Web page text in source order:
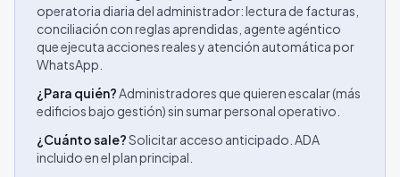
operatoria diaria del administrador: lectura de facturas,
conciliación con reglas aprendidas, agente agéntico
que ejecuta acciones reales y atención automática por
WhatsApp.
¿Para quién?Administradores que quieren escalar (más
edificios bajo gestión) sin sumar personal operativo.
¿Cuánto sale?Solicitar acceso anticipado. ADA
incluido en el plan principal.